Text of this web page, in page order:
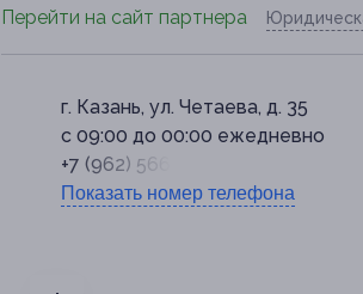
Перейти на сайт партнера
г. Казань, ул. Четаева, д. 35
c 09:00 до 00:00 ежедневно
+7 (962) 566-55-53
Показать номер телефона